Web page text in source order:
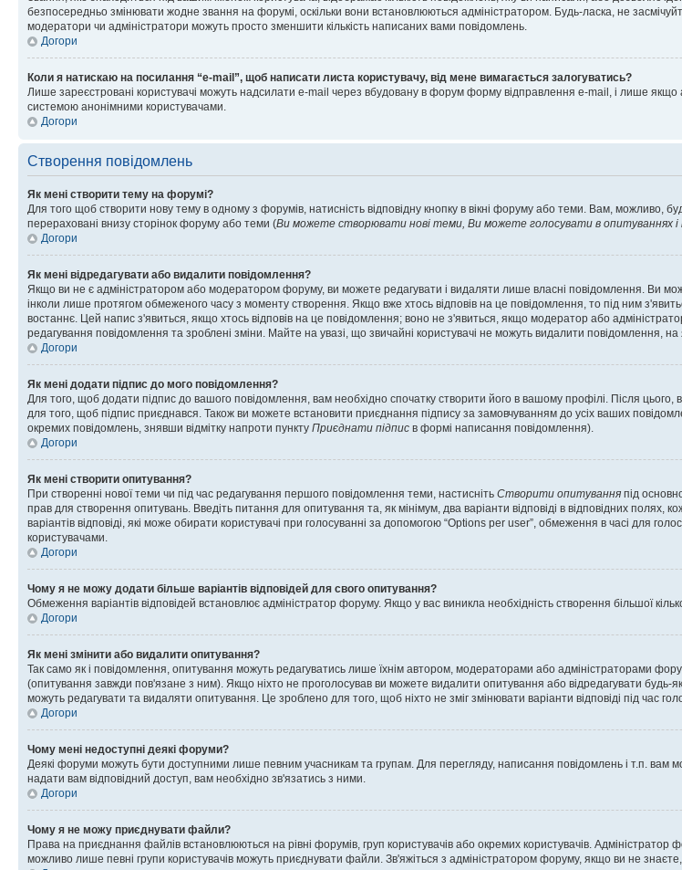
безпосередньо змінювати жодне звання на форумі, оскільки вони встановлюються адміністратором. Будь-ласка, не
модератори чи адміністратори можуть просто зменшити кількість написаних вами повідомлень.
Догори
Коли я натискаю на посилання “e-mail”, щоб написати листа користувачу, від мене вимагається залогуватись?
Лише зареєстровані користувачі можуть надсилати e-mail через вбудовану в форум форму відправлення e-mail, і лише
системою анонімними користувачами.
Догори
Створення повідомлень
Як мені створити тему на форумі?
Для того щоб створити нову тему в одному з форумів, натисність відповідну кнопку в вікні форуму або теми. Вам, можливо,
перераховані внизу сторінок форуму або теми (Ви можете створювати нові теми, Ви можете голосувати в опитуваннях і
Догори
Як мені відредагувати або видалити повідомлення?
Якщо ви не є адміністратором або модератором форуму, ви можете редагувати і видаляти лише власні повідомлення. Ви
інколи лише протягом обмеженого часу з моменту створення. Якщо вже хтось відповів на це повідомлення, то під ним
востаннє. Цей напис з'явиться, якщо хтось відповів на це повідомлення; воно не з'явиться, якщо модератор або
редагування повідомлення та зроблені зміни. Майте на увазі, що звичайні користувачі не можуть видалити повідомлення, на
Догори
Як мені додати підпис до мого повідомлення?
Для того, щоб додати підпис до вашого повідомлення, вам необхідно спочатку створити його в вашому профілі. Після цього,
для того, щоб підпис приєднався. Також ви можете встановити приєднання підпису за замовчуванням до усіх ваших
окремих повідомлень, знявши відмітку напроти пункту Приєднати підпис в формі написання повідомлення).
Догори
Як мені створити опитування?
При створенні нової теми чи під час редагування першого повідомлення теми, настисніть Створити опитування під
прав для створення опитувань. Введіть питання для опитування та, як мінімум, два варіанти відповіді в відповідних полях,
варіантів відповіді, які може обирати користувачі при голосуванні за допомогою “Options per user”, обмеження в часі для
користувачами.
Догори
Чому я не можу додати більше варіантів відповідей для свого опитування?
Обмеження варіантів відповідей встановлює адміністратор форуму. Якщо у вас виникла необхідність створення більшої
Догори
Як мені змінити або видалити опитування?
Так само як і повідомлення, опитування можуть редагуватись лише їхнім автором, модераторами або адміністраторами
(опитування завжди пов'язане з ним). Якщо ніхто не проголосував ви можете видалити опитування або відредагувати будь-
можуть редагувати та видаляти опитування. Це зроблено для того, щоб ніхто не зміг змінювати варіанти відповіді під час
Догори
Чому мені недоступні деякі форуми?
Деякі форуми можуть бути доступними лише певним учасникам та групам. Для перегляду, написання повідомлень і т.п.
надати вам відповідний доступ, вам необхідно зв'язатись з ними.
Догори
Чому я не можу приєднувати файли?
Права на приєднання файлів встановлюються на рівні форумів, груп користувачів або окремих користувачів.
можливо лише певні групи користувачів можуть приєднувати файли. Зв'яжіться з адміністратором форуму, якщо ви не